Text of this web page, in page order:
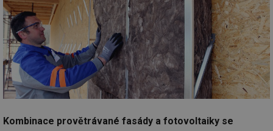
Kombinace provětrávané fasády a fotovoltaiky se